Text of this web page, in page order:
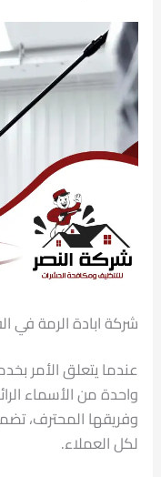
شركة ابادة الرمة في
عندما يتعلق الأمر
واحدة من الأسماء
وفريقها المحترف،
لكل العملاء.